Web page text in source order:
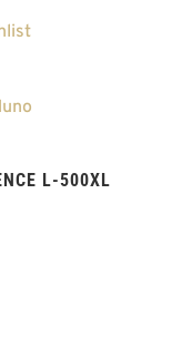
L-500XL